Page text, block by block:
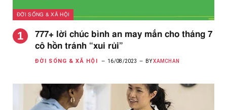
ĐỜI SỐNG & XÃ HỘI
777+ lời chúc bình an may mắn cho tháng 7
cô hồn tránh “xui rủi”
ĐỜI SỐNG & XÃ HỘI 16/08/2023 BY XAMCHAN